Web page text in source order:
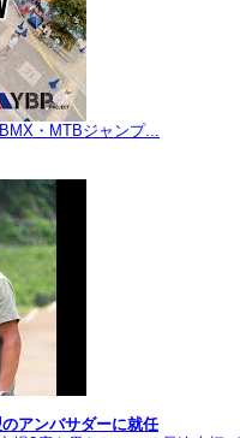
・MTBジャンプ...
アンバサダーに就任